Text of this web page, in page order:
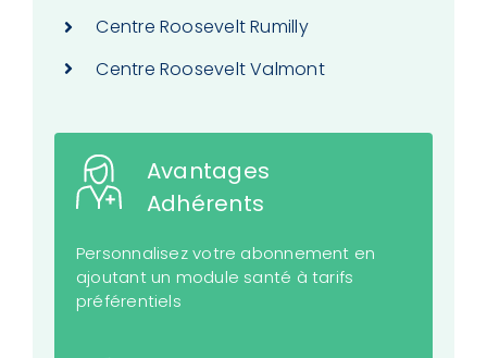
Centre Roosevelt Rumilly
Centre Roosevelt Valmont
Avantages
Adhérents
Personnalisez votre abonnement en
ajoutant un module santé à tarifs
préférentiels